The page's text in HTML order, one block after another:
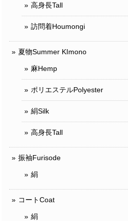
高身長Tall
訪問着Houmongi
夏物Summer KImono
麻Hemp
ポリエステルPolyester
絹Silk
高身長Tall
振袖Furisode
絹
コートCoat
絹